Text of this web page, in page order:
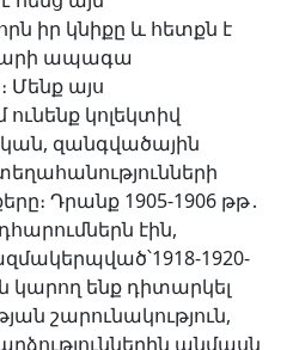
իր կնիքը և հետքն է
ապագա
Մենք այս
կոլեկտիվ
զանգվածային
Դրանք 1905-1906 թթ․
էին,
1920-
կարող ենք դիտարկել
շարունակություն,
անմասն